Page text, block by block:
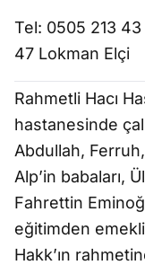
Tel: 0505 213
47 Lokman Elçi
Rahmetli Hacı
hastanesinde
Abdullah,
Alp’in babaları,
Fahrettin
eğitimden
Hakk’ın